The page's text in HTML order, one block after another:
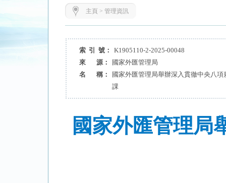
主頁 > 管理資訊
索 引 號：
K1905110-2-2025-00048
來 源：
國家外匯管理局
名 稱：
國家外匯管理局舉辦深入貫徹中央八
課
國家外匯管理局